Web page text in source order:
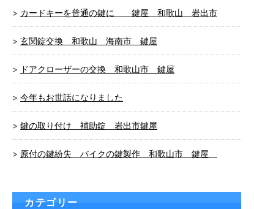
カードキーを普通の鍵に 鍵屋 和歌山 岩出市
玄関錠交換 和歌山 海南市 鍵屋
ドアクローザーの交換 和歌山市 鍵屋
今年もお世話になりました
鍵の取り付け 補助錠 岩出市鍵屋
原付の鍵紛失 バイクの鍵製作 和歌山市 鍵屋
カテゴリー